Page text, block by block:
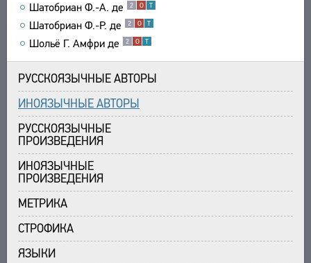
Шатобриан Ф.-А. де 2 О Т
Шатобриан Ф.-Р. де 2 О Т
Шольё Г. Амфри де 2 О Т
РУССКОЯЗЫЧНЫЕ АВТОРЫ
ИНОЯЗЫЧНЫЕ АВТОРЫ
РУССКОЯЗЫЧНЫЕ
ПРОИЗВЕДЕНИЯ
ИНОЯЗЫЧНЫЕ
ПРОИЗВЕДЕНИЯ
МЕТРИКА
СТРОФИКА
ЯЗЫКИ